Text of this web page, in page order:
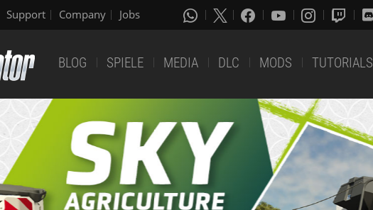
Support Company Jobs
BLOG SPIELE MEDIA DLC MODS TUTORIALS